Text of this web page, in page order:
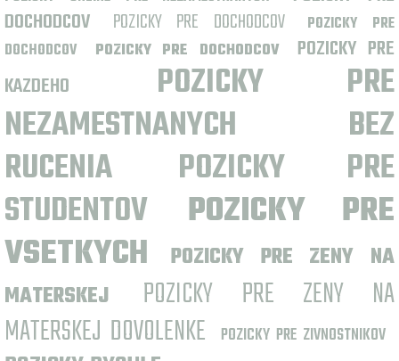
DOCHODCOV
POZICKY PRE DOCHODCOV
POZICKY PRE
DOCHODCOV
POZICKY PRE DOCHODCOV
POZICKY PRE
KAZDEHO
POZICKY PRE
NEZAMESTNANYCH BEZ
RUCENIA
POZICKY PRE
STUDENTOV
POZICKY PRE
VSETKYCH
POZICKY PRE ZENY NA
MATERSKEJ
POZICKY PRE ZENY NA
MATERSKEJ DOVOLENKE
POZICKY PRE ZIVNOSTNIKOV